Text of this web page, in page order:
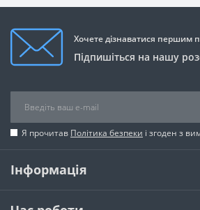
Хочете дізнаватися першим
Підпишіться на нашу
Я прочитав Політика безпеки і згоден з
Інформація